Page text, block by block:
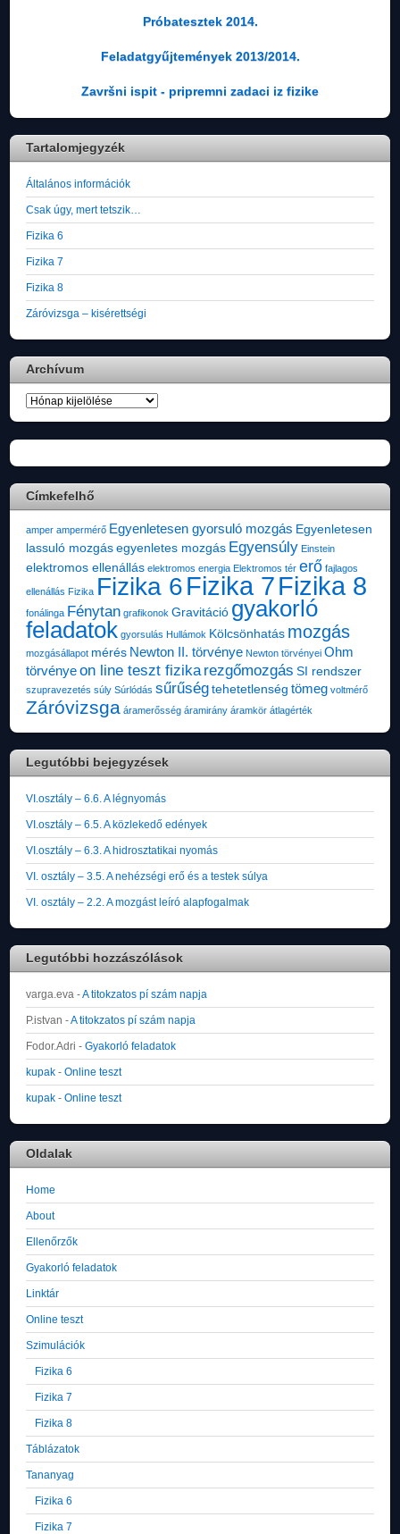
Próbatesztek 2014.
Feladatgyűjtemények 2013/2014.
Završni ispit - pripremni zadaci iz fizike
Tartalomjegyzék
Általános információk
Csak úgy, mert tetszik…
Fizika 6
Fizika 7
Fizika 8
Záróvizsga – kisérettségi
Archívum
Archívum
Címkefelhő
amper ampermérő Egyenletesen gyorsuló mozgás Egyenletesen
lassuló mozgás egyenletes mozgás Egyensúly Einstein
elektromos ellenállás elektromos energia Elektromos tér erő fajlagos
ellenállás Fizika Fizika 6Fizika 7Fizika 8
fonálinga Fénytan grafikonok Gravitáció gyakorló
feladatok gyorsulás Hullámok Kölcsönhatás mozgás
mozgásállapot mérés Newton II. törvénye Newton törvényei Ohm
törvényeon line teszt fizikarezgőmozgás SI rendszer
szupravezetés súly Súrlódás sűrűség tehetetlenség tömeg voltmérő
Záróvizsga áramerősség áramirány áramkör átlagérték
Legutóbbi bejegyzések
VI.osztály – 6.6. A légnyomás
VI.osztály – 6.5. A közlekedő edények
VI.osztály – 6.3. A hidrosztatikai nyomás
VI. osztály – 3.5. A nehézségi erő és a testek súlya
VI. osztály – 2.2. A mozgást leíró alapfogalmak
Legutóbbi hozzászólások
varga.eva -A titokzatos pí szám napja
P.istvan -A titokzatos pí szám napja
Fodor.Adri -Gyakorló feladatok
kupak -Online teszt
kupak -Online teszt
Oldalak
Home
About
Ellenőrzők
Gyakorló feladatok
Linktár
Online teszt
Szimulációk
Fizika 6
Fizika 7
Fizika 8
Táblázatok
Tananyag
Fizika 6
Fizika 7